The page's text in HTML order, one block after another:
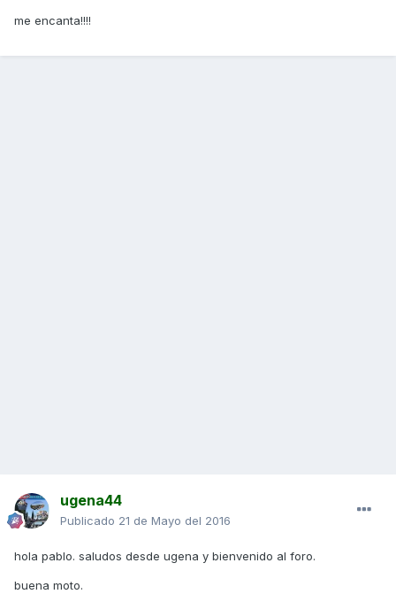
me encanta!!!!
ugena44
Publicado 21 de Mayo del 2016
hola pablo. saludos desde ugena y bienvenido al foro.
buena moto.